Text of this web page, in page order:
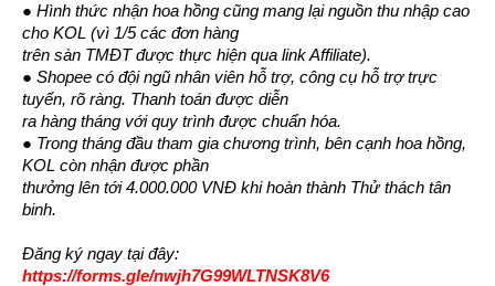
● Hình thức nhận hoa hồng cũng mang lại nguồn thu nhập cao
cho KOL (vì 1/5 các đơn hàng
trên sàn TMĐT được thực hiện qua link Affiliate).
● Shopee có đội ngũ nhân viên hỗ trợ, công cụ hỗ trợ trực
tuyến, rõ ràng. Thanh toán được diễn
ra hàng tháng với quy trình được chuẩn hóa.
● Trong tháng đầu tham gia chương trình, bên cạnh hoa hồng,
KOL còn nhận được phần
thưởng lên tới 4.000.000 VNĐ khi hoàn thành Thử thách tân
binh.
Đăng ký ngay tại đây:
https://forms.gle/nwjh7G99WLTNSK8V6